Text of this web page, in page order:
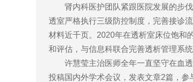
肾内科医护团队紧跟医院发展的步伐
透室严格执行三级防控制度，完善接诊
材料近千页。2020年在透析室床位饱和
和评估，与信息科联合完善透析管理系
许慧莹主治医师全年一直坚守在血透
投稿国内外学术会议，发表文章2篇，参